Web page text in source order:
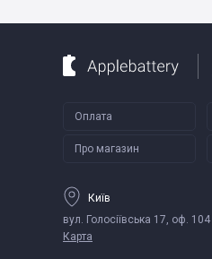
Оплата
Про магазин
Київ
вул. Голосіївська 17, оф. 104
Карта